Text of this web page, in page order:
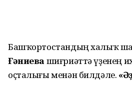
Башҡортостандың халыҡ
Ғәниева шиғриәттә үҙенең
оҫталығы менән билдәле.